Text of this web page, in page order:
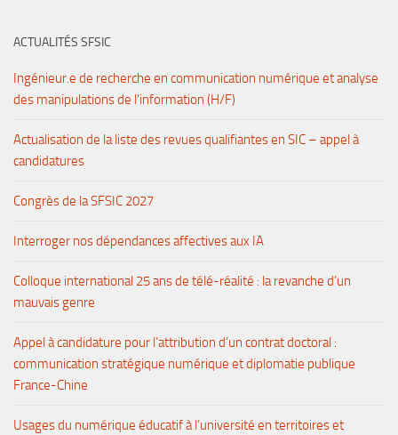
ACTUALITÉS SFSIC
Ingénieur.e de recherche en communication numérique et analyse
des manipulations de l’information (H/F)
Actualisation de la liste des revues qualifiantes en SIC – appel à
candidatures
Congrès de la SFSIC 2027
Interroger nos dépendances affectives aux IA
Colloque international 25 ans de télé-réalité : la revanche d’un
mauvais genre
Appel à candidature pour l’attribution d’un contrat doctoral :
communication stratégique numérique et diplomatie publique
France-Chine
Usages du numérique éducatif à l’université en territoires et